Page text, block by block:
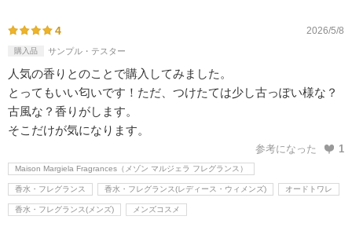
4 2026/5/8
購入品 サンプル・テスター
人気の香りとのことで購入してみました。
とってもいい匂いです！ただ、つけたては少し古っぽい様な？
古風な？香りがします。
そこだけが気になります。
参考になった 1
Maison Margiela Fragrances（メゾン マルジェラ フレグランス）
香水・フレグランス 香水・フレグランス(レディース・ウィメンズ) オードトワレ
香水・フレグランス(メンズ) メンズコスメ